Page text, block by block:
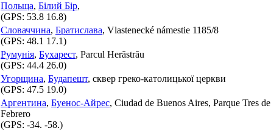
Польща, Білий Бір,
(GPS: 53.8 16.8)
Словаччина, Братислава, Vlastenecké námestie 1185/8
(GPS: 48.1 17.1)
Румунія, Бухарест, Parcul Herăstrău
(GPS: 44.4 26.0)
Угорщина, Будапешт, сквер греко-католицької церкви
(GPS: 47.5 19.0)
Аргентина, Буенос-Айрес, Ciudad de Buenos Aires, Parque Tres de
Febrero
(GPS: -34. -58.)